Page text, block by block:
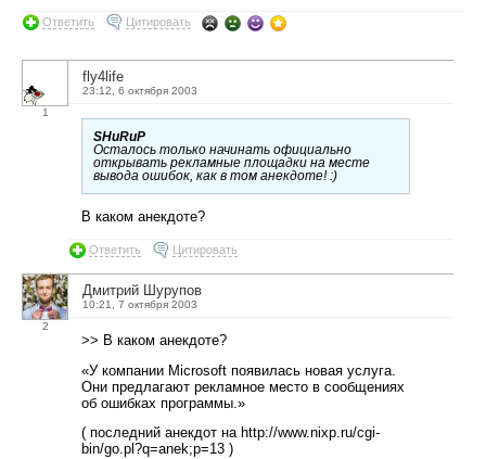
Ответить Цитировать
1
fly4life
23:12, 6 октября 2003
SHuRuP
Осталось только начинать официально
открывать рекламные площадки на месте
вывода ошибок, как в том анекдоте! :)
В каком анекдоте?
Ответить Цитировать
2
Дмитрий Шурупов
10:21, 7 октября 2003
>> В каком анекдоте?
«У компании Microsoft появилась новая услуга.
Они предлагают рекламное место в сообщениях
об ошибках программы.»
( последний анекдот на http://www.nixp.ru/cgi-
bin/go.pl?q=anek;p=13 )